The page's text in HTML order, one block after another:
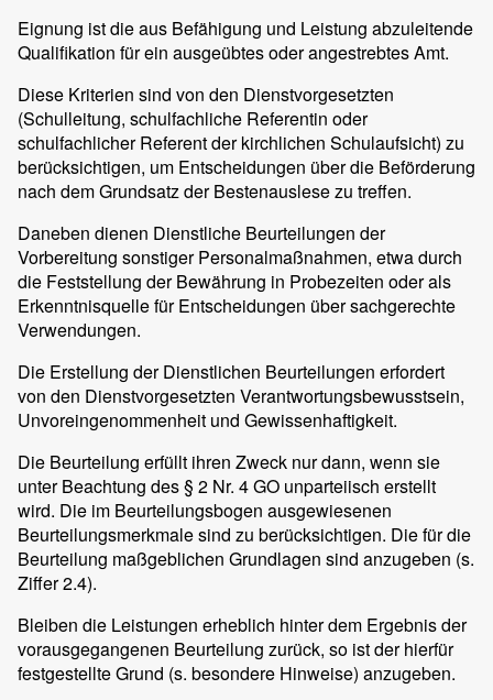
Eignung ist die aus Befähigung und Leistung abzuleitende
Qualifikation für ein ausgeübtes oder angestrebtes Amt.
Diese Kriterien sind von den Dienstvorgesetzten
(Schulleitung, schulfachliche Referentin oder
schulfachlicher Referent der kirchlichen Schulaufsicht) zu
berücksichtigen, um Entscheidungen über die Beförderung
nach dem Grundsatz der Bestenauslese zu treffen.
Daneben dienen Dienstliche Beurteilungen der
Vorbereitung sonstiger Personalmaßnahmen, etwa durch
die Feststellung der Bewährung in Probezeiten oder als
Erkenntnisquelle für Entscheidungen über sachgerechte
Verwendungen.
Die Erstellung der Dienstlichen Beurteilungen erfordert
von den Dienstvorgesetzten Verantwortungsbewusstsein,
Unvoreingenommenheit und Gewissenhaftigkeit.
Die Beurteilung erfüllt ihren Zweck nur dann, wenn sie
unter Beachtung des § 2 Nr. 4 GO unparteiisch erstellt
wird. Die im Beurteilungsbogen ausgewiesenen
Beurteilungsmerkmale sind zu berücksichtigen. Die für die
Beurteilung maßgeblichen Grundlagen sind anzugeben (s.
Ziffer 2.4).
Bleiben die Leistungen erheblich hinter dem Ergebnis der
vorausgegangenen Beurteilung zurück, so ist der hierfür
festgestellte Grund (s. besondere Hinweise) anzugeben.